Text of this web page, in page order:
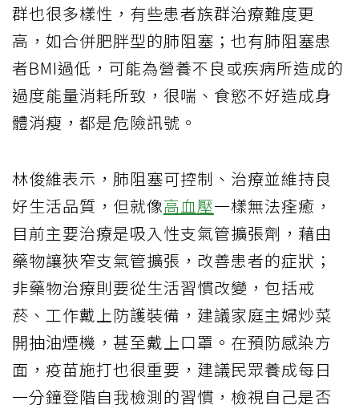
群也很多樣性，有些患者族群治療難度更
高，如合併肥胖型的肺阻塞；也有肺阻塞患
者BMI過低，可能為營養不良或疾病所造成的
過度能量消耗所致，很喘、食慾不好造成身
體消瘦，都是危險訊號。
林俊維表示，肺阻塞可控制、治療並維持良
好生活品質，但就像高血壓一樣無法痊癒，
目前主要治療是吸入性支氣管擴張劑，藉由
藥物讓狹窄支氣管擴張，改善患者的症狀；
非藥物治療則要從生活習慣改變，包括戒
菸、工作戴上防護裝備，建議家庭主婦炒菜
開抽油煙機，甚至戴上口罩。在預防感染方
面，疫苗施打也很重要，建議民眾養成每日
一分鐘登階自我檢測的習慣，檢視自己是否